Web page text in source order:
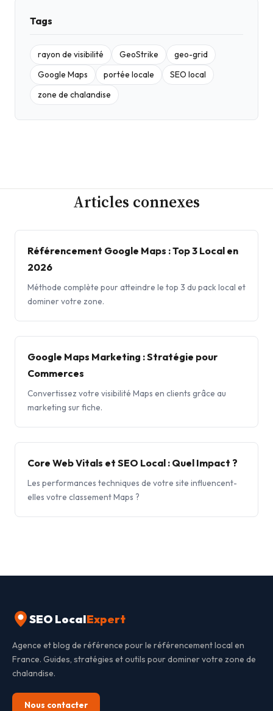
Tags
rayon de visibilité GeoStrike
geo-grid
Google Maps
portée locale
SEO local
zone de chalandise
Articles connexes
Référencement Google Maps : Top 3 Local en
2026
Méthode complète pour atteindre le top 3 du pack local et
dominer votre zone.
Google Maps Marketing : Stratégie pour
Commerces
Convertissez votre visibilité Maps en clients grâce au
marketing sur fiche.
Core Web Vitals et SEO Local : Quel Impact ?
Les performances techniques de votre site influencent-
elles votre classement Maps ?
SEO LocalExpert
Agence et blog de référence pour le référencement local en
France. Guides, stratégies et outils pour dominer votre zone de
chalandise.
Nous contacter